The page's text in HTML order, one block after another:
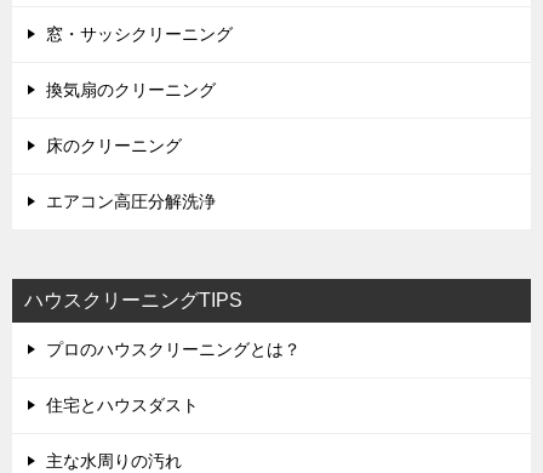
窓・サッシクリーニング
換気扇のクリーニング
床のクリーニング
エアコン高圧分解洗浄
ハウスクリーニングTIPS
プロのハウスクリーニングとは？
住宅とハウスダスト
主な水周りの汚れ